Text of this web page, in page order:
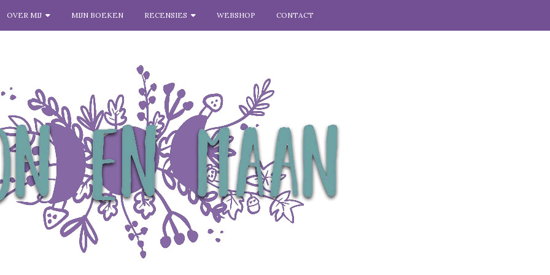
OVER MIJ MIJN BOEKEN RECENSIES WEBSHOP CONTACT